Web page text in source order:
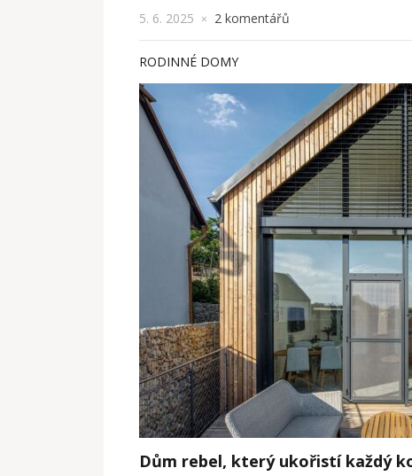
5. 6. 2025 × 2 komentářů
RODINNÉ DOMY
Dům rebel, který ukořistí každý